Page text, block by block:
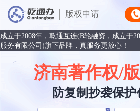
版权申请
成立于2008年，乾通互连(B轮融资，成立于
服务有限公司)旗下品牌，真服务更放心！
济南著作权/
防复制抄袭保护